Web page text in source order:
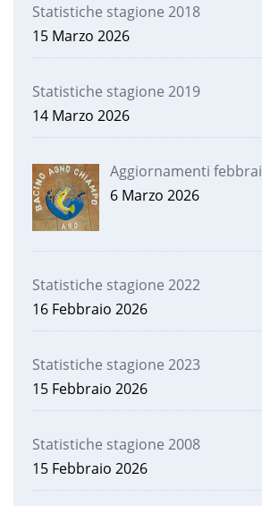
Statistiche stagione 2018
15 Marzo 2026
Statistiche stagione 2019
14 Marzo 2026
Aggiornamenti
6 Marzo 2026
Statistiche stagione 2022
16 Febbraio 2026
Statistiche stagione 2023
15 Febbraio 2026
Statistiche stagione 2008
15 Febbraio 2026